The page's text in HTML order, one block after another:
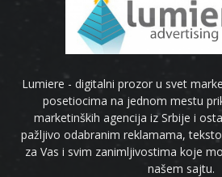
Lumiere - digitalni prozor u svet
posetiocima na jednom mestu
marketinških agencija iz Srbije i
pažljivo odabranim reklamama,
za Vas i svim zanimljivostima koje
našem sajtu.